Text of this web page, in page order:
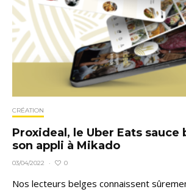
CRÉATION
Proxideal, le Uber Eats sauce
son appli à Mikado
03/04/2022 · 0
Nos lecteurs belges connaissent